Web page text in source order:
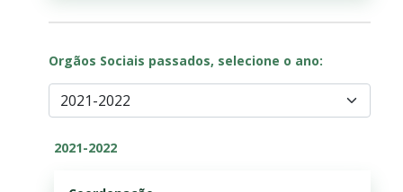
Orgãos Sociais passados, selecione o ano:
2021-2022